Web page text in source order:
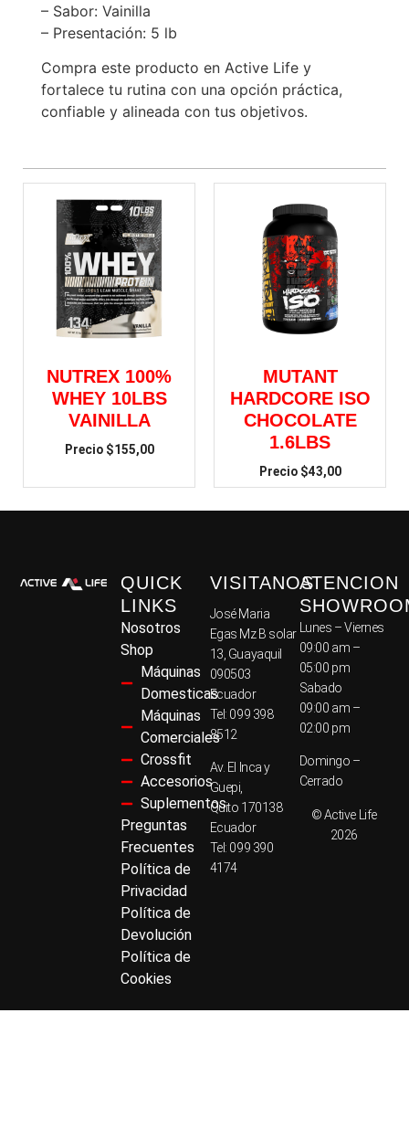
– Sabor: Vainilla
– Presentación: 5 lb
Compra este producto en Active Life y
fortalece tu rutina con una opción práctica,
confiable y alineada con tus objetivos.
NUTREX 100%
WHEY 10LBS
VAINILLA
$155,00
MUTANT
HARDCORE ISO
CHOCOLATE
1.6LBS
$43,00
QUICK
LINKS
Nosotros
Shop
Máquinas
Domesticas
Máquinas
Comerciales
Crossfit
Accesorios
Suplementos
Preguntas
Frecuentes
Política de
Privacidad
Política de
Devolución
Política de
Cookies
VISITANOS
José Maria
Egas Mz B solar
13, Guayaquil
090503
Ecuador
Tel: 099 398
8512
Av. El Inca y
Guepi,
Quito 170138
Ecuador
Tel: 099 390
4174
ATENCION
Lunes – Viernes
09:00 am –
05:00 pm
Sabado
09:00 am –
02:00 pm
Domingo –
Cerrado
© Active Life
2026